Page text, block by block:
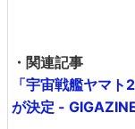
・関連記事
「宇宙戦艦ヤマ
が決定 -